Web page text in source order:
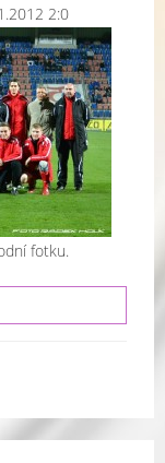
2:0
fotku.